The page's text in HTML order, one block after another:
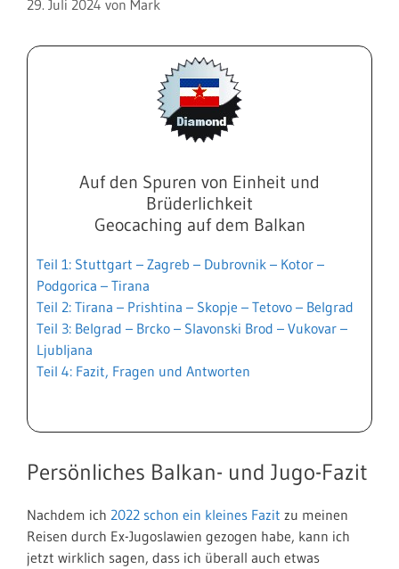
29. Juli 2024 von Mark
Auf den Spuren von Einheit und
Brüderlichkeit
Geocaching auf dem Balkan
Teil 1: Stuttgart – Zagreb – Dubrovnik – Kotor –
Podgorica – Tirana
Teil 2: Tirana – Prishtina – Skopje – Tetovo – Belgrad
Teil 3: Belgrad – Brcko – Slavonski Brod – Vukovar –
Ljubljana
Teil 4: Fazit, Fragen und Antworten
Persönliches Balkan- und Jugo-Fazit
Nachdem ich 2022 schon ein kleines Fazit zu meinen
Reisen durch Ex-Jugoslawien gezogen habe, kann ich
jetzt wirklich sagen, dass ich überall auch etwas